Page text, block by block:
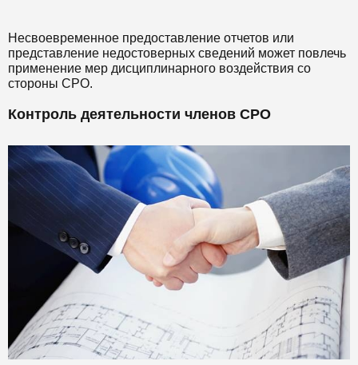
Несвоевременное предоставление отчетов или
представление недостоверных сведений может повлечь
применение мер дисциплинарного воздействия со
стороны СРО.
Контроль деятельности членов СРО